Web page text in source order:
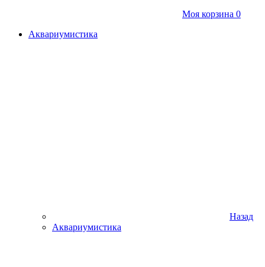
Моя корзина 0
Аквариумистика
Назад
Аквариумистика